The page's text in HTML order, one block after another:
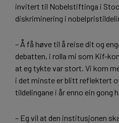
invitert til Nobelstiftinga i
diskriminering i
– Å få høve til å reise dit og
debatten, i rolla mi som Kif-
at eg tykte var stort. Vi kom
i det minste er blitt reflektert
tildelingane i år enno ein gong
– Eg vil at den institusjonen